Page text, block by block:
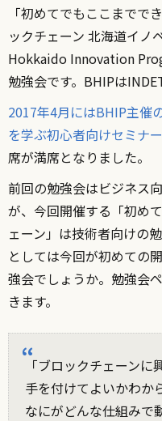
「初めてでもここまでで
ックチェーン 北海道イ
Hokkaido Innovation
勉強会です。BHIPは
2017年4月にはBHIP主催
を学ぶ初心者向けセミナ
席が満席となりました。
前回の勉強会はビジネス
が、今回開催する「初め
ェーン」は技術者向けの
としては今回が初めての
強会でしょうか。勉強会
きます。
「ブロックチェーン
手を付けてよいかわか
なにがどんな仕組みで